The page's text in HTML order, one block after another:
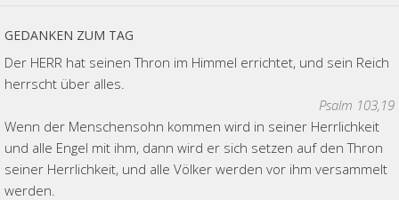
GEDANKEN ZUM TAG
Der HERR hat seinen Thron im Himmel errichtet, und sein Reich
herrscht über alles.
Psalm 103,19
Wenn der Menschensohn kommen wird in seiner Herrlichkeit
und alle Engel mit ihm, dann wird er sich setzen auf den Thron
seiner Herrlichkeit, und alle Völker werden vor ihm versammelt
werden.